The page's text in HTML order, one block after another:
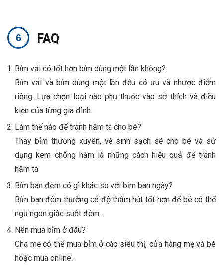
FAQ
Bỉm vải có tốt hơn bỉm dùng một lần không?
Bỉm vải và bỉm dùng một lần đều có ưu và nhược điểm
riêng. Lựa chọn loại nào phụ thuộc vào sở thích và điều
kiện của từng gia đình.
Làm thế nào để tránh hăm tã cho bé?
Thay bỉm thường xuyên, vệ sinh sạch sẽ cho bé và sử
dụng kem chống hăm là những cách hiệu quả để tránh
hăm tã.
Bỉm ban đêm có gì khác so với bỉm ban ngày?
Bỉm ban đêm thường có độ thấm hút tốt hơn để bé có thể
ngủ ngon giấc suốt đêm.
Nên mua bỉm ở đâu?
Cha mẹ có thể mua bỉm ở các siêu thị, cửa hàng mẹ và bé
hoặc mua online.